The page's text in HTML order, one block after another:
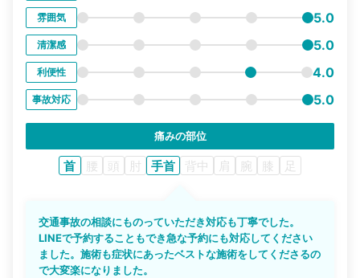
雰囲気 5.0
清潔感 5.0
利便性 4.0
事故対応 5.0
痛みの部位
首 腰 頭 肘 手首 背中 肩 腕 膝 足
交通事故の相談にものっていただき対応も丁寧でした。
LINEで予約することもでき急な予約にも対応してください
ました。施術も症状にあったベストな施術をしてくださるの
で大変楽になりました。